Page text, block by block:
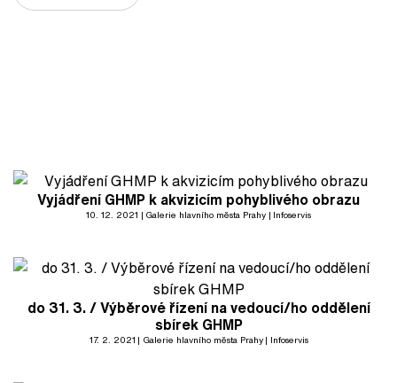
Vyjádření GHMP k akvizicím pohyblivého obrazu
10. 12. 2021 Galerie hlavního města Prahy Infoservis
do 31. 3. / Výběrové řízení na vedoucí/ho oddělení
sbírek GHMP
17. 2. 2021 Galerie hlavního města Prahy Infoservis